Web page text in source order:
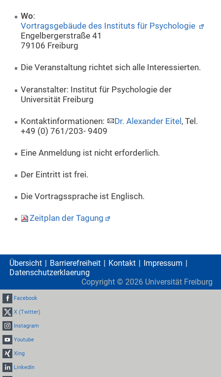
Wo:
Vortragsgebäude des Instituts für Psychologie
Engelbergerstraße 41
79106 Freiburg
Die Veranstaltung richtet sich alle Interessierten.
Veranstalter: Institut für Psychologie der
Universität Freiburg
Kontaktinformationen: Dr. Alexander Eitel , Tel.
+49 (0) 761/203- 9409
Eine Anmeldung ist nicht erforderlich.
Der Eintritt ist frei.
Die Vortragssprache ist Englisch.
Zeitplan der Tagung
Übersicht Barrierefreiheit Kontakt
Impressum
Datenschutzerklaerung
Copyright © 2026 Universität Freiburg
Facebook
X (Twitter)
Instagram
Youtube
Xing
LinkedIn